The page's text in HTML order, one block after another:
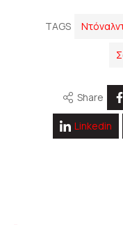
TAGS
Share
Linkedin